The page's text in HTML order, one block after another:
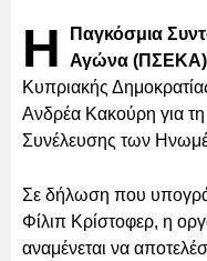
Η
Παγκόσμια
Αγώνα (ΠΣΕΚΑ)
Κυπριακής
Ανδρέα Κακούρη για
Συνέλευσης των
Σε δήλωση που
Φίλιπ Κρίστοφερ, η
αναμένεται να